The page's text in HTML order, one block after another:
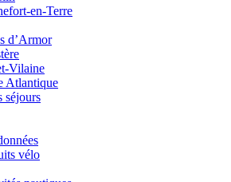
en-Terre
d’Armor
Vilaine
Atlantique
séjours
vélo